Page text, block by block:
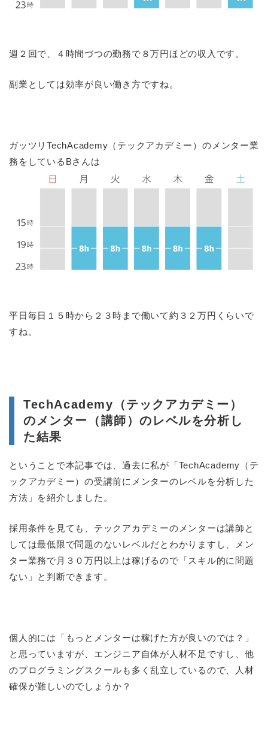
週２回で、４時間づつの勤務で８万円ほどの収入です。
副業としては効率が良い働き方ですね。
ガッツリTechAcademy（テックアカデミー）のメンター業
務をしているBさんは
平日毎日１５時から２３時まで働いて約３２万円くらいで
すね。
TechAcademy（テックアカデミー）
のメンター（講師）のレベルを分析し
た結果
ということで本記事では、過去に私が「TechAcademy（テ
ックアカデミー）の受講前にメンターのレベルを分析した
方法」を紹介しました。
採用条件を見ても、テックアカデミーのメンターは講師と
しては最低限で問題のないレベルだとわかりますし、メン
ター業務で月３０万円以上は稼げるので「スキル的に問題
ない」と判断できます。
個人的には「もっとメンターは稼げた方が良いのでは？」
と思っていますが、エンジニア自体が人材不足ですし、他
のプログラミングスクールも多く乱立しているので、人材
確保が難しいのでしょうか？